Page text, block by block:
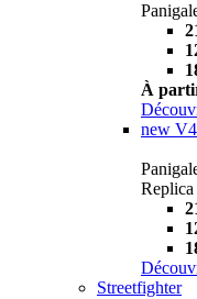
À
new
Replica
Streetfighter